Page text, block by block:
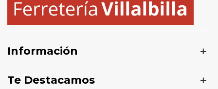
Información
Te Destacamos